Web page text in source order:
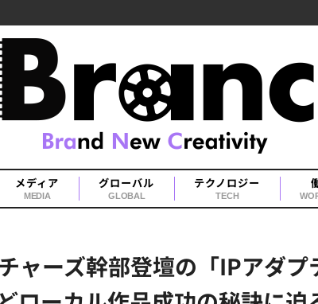
メディア
MEDIA
グローバル
GLOBAL
テクノロジー
TECH
ャーズ幹部登壇の「IPアダ